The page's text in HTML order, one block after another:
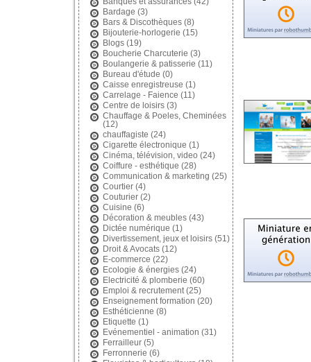
Bardage (3)
Bars & Discothèques(8)
Bijouterie-horlogerie (15)
Blogs(19)
Boucherie Charcuterie (3)
Boulangerie & patisserie (11)
Bureau d'étude (0)
Caisse enregistreuse (1)
Carrelage - Faience (11)
Centre de loisirs(3)
Chauffage & Poeles, Cheminées
(12)
chauffagiste (24)
Cigarette électronique (1)
Cinéma, télévision, video (24)
Coiffure - esthétique (28)
Communication & marketing (25)
Courtier(4)
Couturier(2)
Cuisine (6)
Décoration & meubles(43)
Dictée numérique (1)
Divertissement, jeux et loisirs(51)
Droit & Avocats(12)
E-commerce (22)
Ecologie & énergies(24)
Electricité & plomberie (60)
Emploi & recrutement(25)
Enseignement formation (20)
Esthéticienne (8)
Etiquette (1)
Evénementiel - animation (31)
Ferrailleur(5)
Ferronnerie (6)